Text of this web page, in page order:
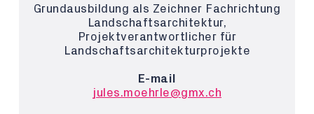
Grundausbildung als Zeichner Fachrichtung
Landschaftsarchitektur,
Projektverantwortlicher für
Landschaftsarchitekturprojekte
E-mail
jules.moehrle@gmx.ch